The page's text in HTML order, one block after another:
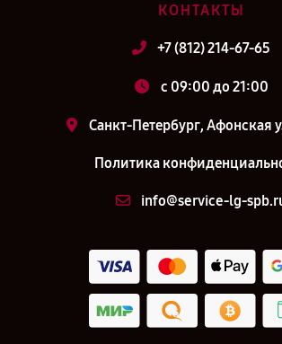
КОНТАКТЫ
+7 (812) 214-67-65
c 09:00 до 21:00
Санкт-Петербург, Афонская
Политика
info@service-lg-